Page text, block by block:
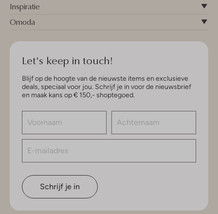
Inspiratie
Omoda
Let's keep in touch!
Blijf op de hoogte van de nieuwste items en exclusieve
deals, speciaal voor jou. Schrijf je in voor de nieuwsbrief
en maak kans op € 150,- shoptegoed.
Schrijf je in